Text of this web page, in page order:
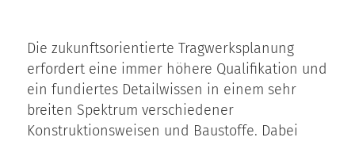
Die zukunftsorientierte Tragwerksplanung
erfordert eine immer höhere Qualifikation und
ein fundiertes Detailwissen in einem sehr
breiten Spektrum verschiedener
Konstruktionsweisen und Baustoffe. Dabei